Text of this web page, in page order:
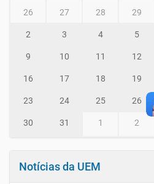
26 27 28 29
2 3 4 5
9 10 11 12
16 17 18 19
23 24 25 26
30 31 1 2
Notícias da UEM